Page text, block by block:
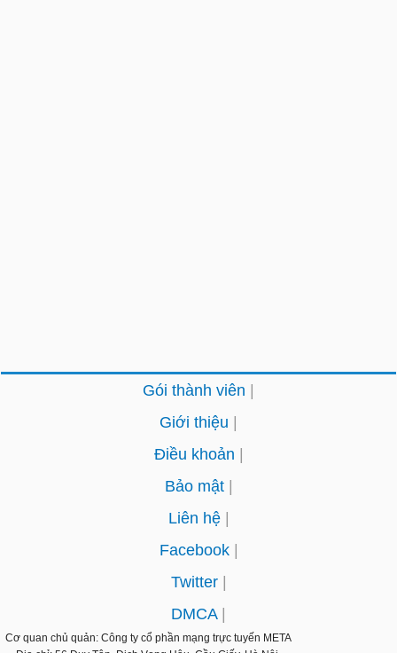
Gói thành viên
Giới thiệu
Điều khoản
Bảo mật
Liên hệ
Facebook
Twitter
DMCA
Cơ quan chủ quản: Công ty cổ phần mạng trực tuyến META